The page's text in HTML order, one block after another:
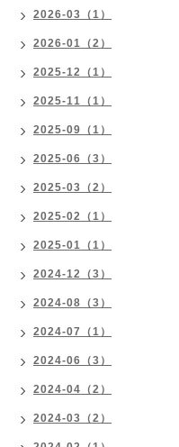
2026-03（1）
2026-01（2）
2025-12（1）
2025-11（1）
2025-09（1）
2025-06（3）
2025-03（2）
2025-02（1）
2025-01（1）
2024-12（3）
2024-08（3）
2024-07（1）
2024-06（3）
2024-04（2）
2024-03（2）